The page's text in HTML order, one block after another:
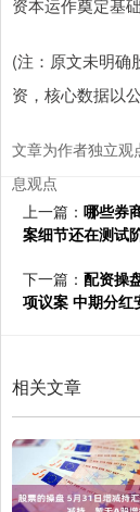
资本运作奠定基础
(注：原文未明确
资，核心数据以
文章为作者独立观
息观点
上一篇： 哪些券
案细节还在测试
下一篇： 配资操
项议案 中期分红
相关文章